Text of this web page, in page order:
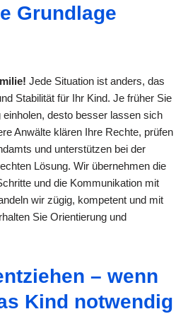
Grundlage
Jede Situation ist anders, das
Stabilität für Ihr Kind. Je früher Sie
desto besser lassen sich
Anwälte klären Ihre Rechte, prüfen
und unterstützen bei der
Lösung. Wir übernehmen die
und die Kommunikation mit
wir zügig, kompetent und mit
Sie Orientierung und
– wenn
Kind notwendig